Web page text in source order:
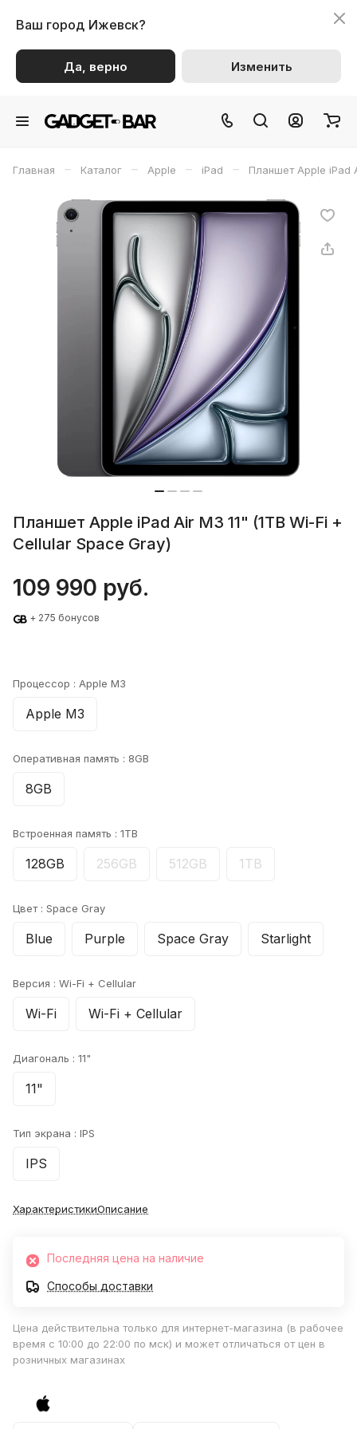
Ваш город Ижевск?
Да, верно Изменить
Главная – Каталог – Apple – iPad – Планшет Apple iPad
Планшет Apple iPad Air M3 11" (1TB Wi-Fi +
Cellular Space Gray)
109 990 руб.
+ 275 бонусов
Процессор : Apple M3
Apple M3
Оперативная память : 8GB
8GB
Встроенная память : 1TB
128GB 256GB 512GB 1TB
Цвет : Space Gray
Blue Purple Space Gray Starlight
Версия : Wi-Fi + Cellular
Wi-Fi Wi-Fi + Cellular
Диагональ : 11"
11"
Тип экрана : IPS
IPS
ХарактеристикиОписание
Последняя цена на наличие
Способы доставки
Цена действительна только для интернет-магазина (в рабочее
время с 10:00 до 22:00 по мск) и может отличаться от цен в
розничных магазинах